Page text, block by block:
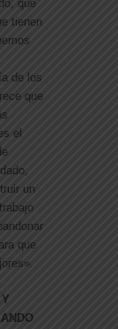
que
tienen
de los
que
el
un
que